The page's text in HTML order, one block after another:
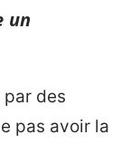
un
des
pas avoir la